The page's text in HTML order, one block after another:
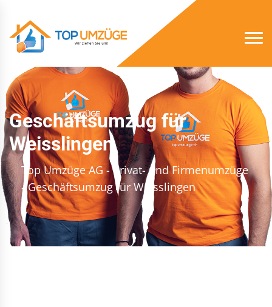
Geschäftsumzug für
Weisslingen
Top Umzüge AG - Privat- und Firmenumzüge
- Geschäftsumzug für Weisslingen